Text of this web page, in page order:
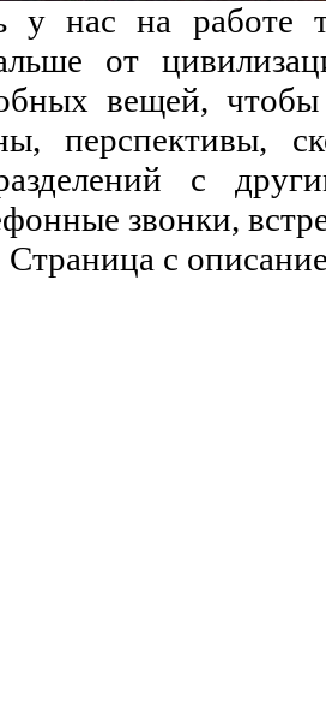
у нас на работе
от
вещей, чтобы
перспективы,
с
звонки,
Страница с